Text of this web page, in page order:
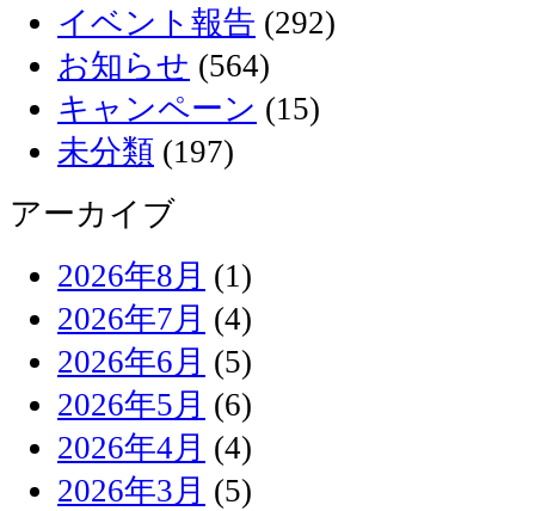
イベント報告 (292)
お知らせ (564)
キャンペーン (15)
未分類 (197)
アーカイブ
2026年8月 (1)
2026年7月 (4)
2026年6月 (5)
2026年5月 (6)
2026年4月 (4)
2026年3月 (5)